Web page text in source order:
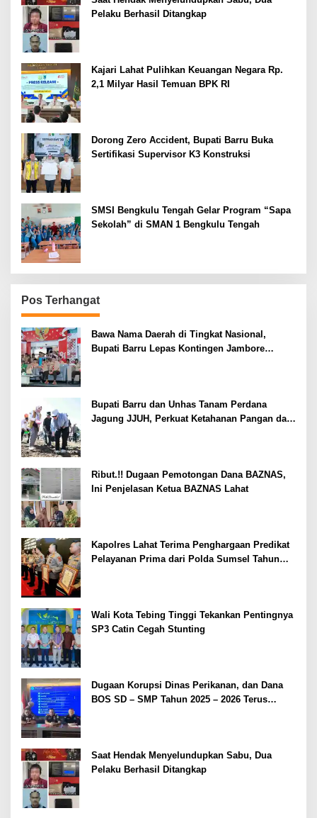
Pelaku Berhasil Ditangkap
Kajari Lahat Pulihkan Keuangan Negara Rp.
2,1 Milyar Hasil Temuan BPK RI
Dorong Zero Accident, Bupati Barru Buka
Sertifikasi Supervisor K3 Konstruksi
SMSI Bengkulu Tengah Gelar Program “Sapa
Sekolah” di SMAN 1 Bengkulu Tengah
Pos Terhangat
Bawa Nama Daerah di Tingkat Nasional,
Bupati Barru Lepas Kontingen Jambore
Bupati Barru dan Unhas Tanam Perdana
Jagung JJUH, Perkuat Ketahanan Pangan dan
Ribut.!! Dugaan Pemotongan Dana BAZNAS,
Ini Penjelasan Ketua BAZNAS Lahat
Kapolres Lahat Terima Penghargaan Predikat
Pelayanan Prima dari Polda Sumsel Tahun
Wali Kota Tebing Tinggi Tekankan Pentingnya
SP3 Catin Cegah Stunting
Dugaan Korupsi Dinas Perikanan, dan Dana
BOS SD – SMP Tahun 2025 – 2026 Terus
Saat Hendak Menyelundupkan Sabu, Dua
Pelaku Berhasil Ditangkap